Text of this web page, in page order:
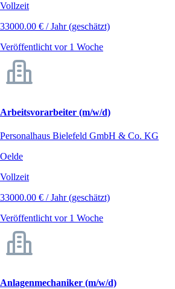
Vollzeit
33000.00 € / Jahr (geschätzt)
Veröffentlicht vor 1 Woche
Arbeitsvorarbeiter (m/w/d)
Personalhaus Bielefeld GmbH & Co. KG
Oelde
Vollzeit
33000.00 € / Jahr (geschätzt)
Veröffentlicht vor 1 Woche
Anlagenmechaniker (m/w/d)